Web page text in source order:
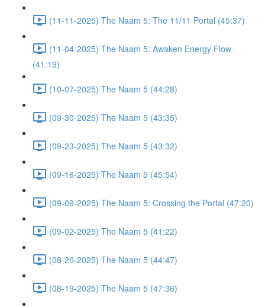
(11-11-2025) The Naam 5: The 11/11 Portal (45:37)
(11-04-2025) The Naam 5: Awaken Energy Flow
(41:19)
(10-07-2025) The Naam 5 (44:28)
(09-30-2025) The Naam 5 (43:35)
(09-23-2025) The Naam 5 (43:32)
(09-16-2025) The Naam 5 (45:54)
(09-09-2025) The Naam 5: Crossing the Portal (47:20)
(09-02-2025) The Naam 5 (41:22)
(08-26-2025) The Naam 5 (44:47)
(08-19-2025) The Naam 5 (47:36)